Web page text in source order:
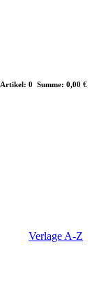
Artikel: 0 Summe: 0,00 €
Verlage A-Z